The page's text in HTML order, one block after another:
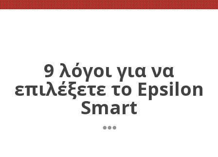
9 λόγοι για να
επιλέξετε το Epsilon
Smart